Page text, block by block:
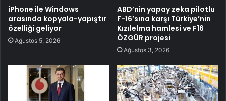
iPhone ile Windows
arasında kopyala-yapıştır
özelliği geliyor
Ağustos 5, 2026
ABD’nin yapay zeka pilotlu
F-16’sına karşı Türkiye’nin
Kızılelma hamlesi ve F16
ÖZGÜR projesi
Ağustos 3, 2026